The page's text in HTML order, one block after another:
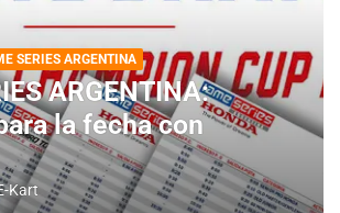
SERIES ARGENTINA
ARGENTINA:
la fecha con
Kart